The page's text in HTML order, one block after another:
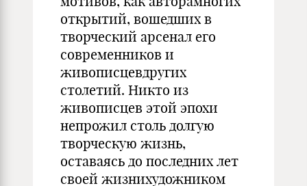
открытий, вошедших в
творческий арсенал его
современников и
живописцевдругих
столетий. Никто из
живописцев этой эпохи
непрожил столь долгую
творческую жизнь,
оставаясь до последних лет
своей жизнихудожником